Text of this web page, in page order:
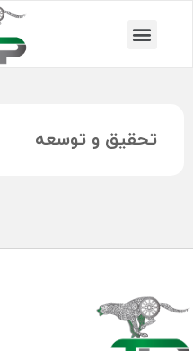
تحقیق و توسعه